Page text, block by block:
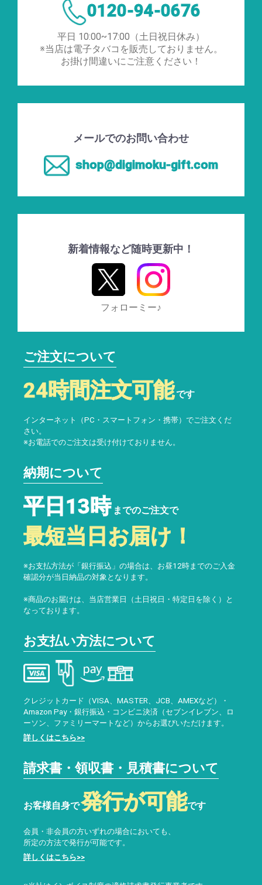
0120-94-0676
平日 10:00~17:00（土日祝日休み）
※当店は電子タバコを販売しておりません。
お掛け間違いにご注意ください！
メールでのお問い合わせ
shop@digimoku-gift.com
新着情報など随時更新中！
フォローミー♪
ご注文について
24時間注文可能です
インターネット（PC・スマートフォン・携帯）でご注文くだ
さい。
※お電話でのご注文は受け付けておりません。
納期について
平日13時 までのご注文で
最短当日お届け！
※お支払方法が「銀行振込」の場合は、お昼12時までのご入金
確認分が当日納品の対象となります。
※商品のお届けは、当店営業日（土日祝日・特定日を除く）と
なっております。
お支払い方法について
クレジットカード（VISA、MASTER、JCB、AMEXなど）・
Amazon Pay・銀行振込・コンビニ決済（セブンイレブン、ロ
ーソン、ファミリーマートなど）からお選びいただけます。
詳しくはこちら>>
請求書・領収書・見積書について
お客様自身で発行が可能です
会員・非会員の方いずれの場合においても、
所定の方法で発行が可能です。
詳しくはこちら>>